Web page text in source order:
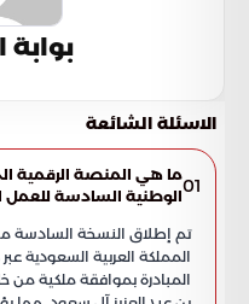
الاسئلة الشائعة
01ما هي المنصة الرقمية
الوطنية السادسة للعمل
تم إطلاق النسخة السادسة
المملكة العربية
المبادرة بموافقة ملكية من